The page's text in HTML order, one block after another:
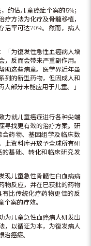
约佔儿童癌症个案的5%；
方法为化疗及骨髓移植，
活率可达70%。然而，病人
「为復发性急性血癌病人增
反而会带来严重副作用。
助这些病童。医学界近年虽
列的新型药物，但因成人和
部分未能应用于儿童。」
力就儿童癌症进行各种尖端
寻找更有效的治疗方案。研
药物、基因组学及临床数
此资料库开放予全球所有研
基础、转化和临床研究发
现儿童急性骨髓性白血病病
物反应，并在已获批的药物
比传统化疗药物更佳的反
案的疗效。
为儿童急性血癌病人研发出
，以循证为本，为復发病人
癌症。